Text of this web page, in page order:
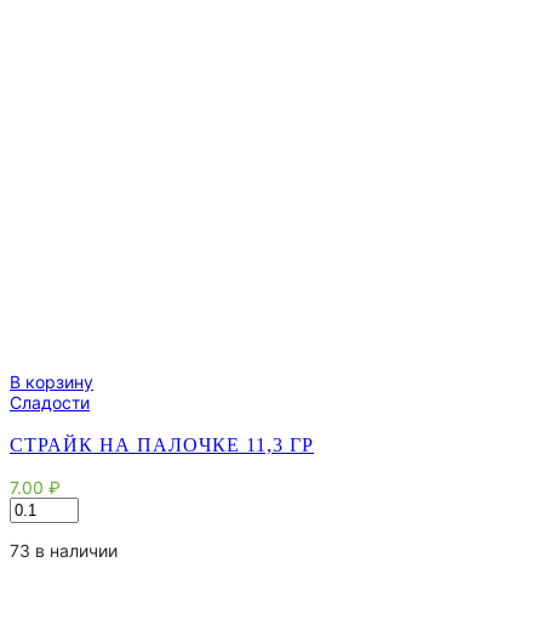
В корзину
Сладости
СТРАЙК НА ПАЛОЧКЕ 11,3 ГР
7.00 ₽
Количество
товара
Страйк
73 в наличии